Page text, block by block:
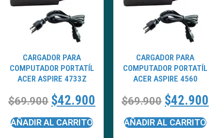
CARGADOR PARA
COMPUTADOR PORTATÍL
ACER ASPIRE 4733Z
$69.900 $42.900
AÑADIR AL CARRITO
CARGADOR PARA
COMPUTADOR PORTATÍL
ACER ASPIRE 4560
$69.900 $42.900
AÑADIR AL CARRITO